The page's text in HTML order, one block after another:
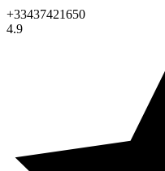
+33437421650
4.9